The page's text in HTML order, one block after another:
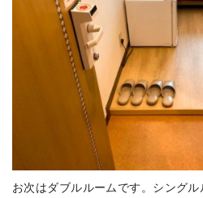
お次はダブルルームです。シング